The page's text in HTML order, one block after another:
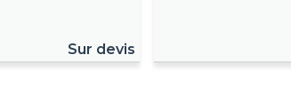
Sur devis